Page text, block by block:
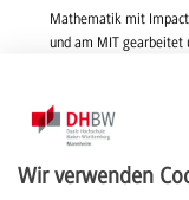
Mathematik mit
und am MIT gearbeitet
seine Lehre und
entschieden hat und
weiterlesen
Wir verwenden